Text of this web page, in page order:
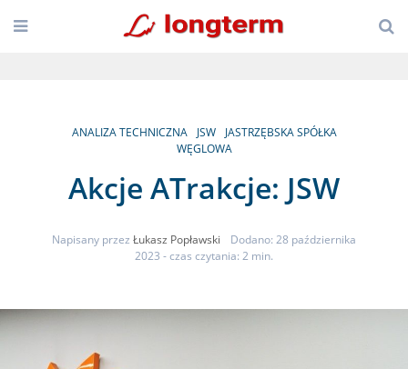
ANALIZA TECHNICZNA JSW
JASTRZĘBSKA SPÓŁKA
WĘGLOWA
Akcje ATrakcje: JSW
Napisany przez Łukasz Popławski
Dodano: 28 października
2023 - czas czytania: 2 min.